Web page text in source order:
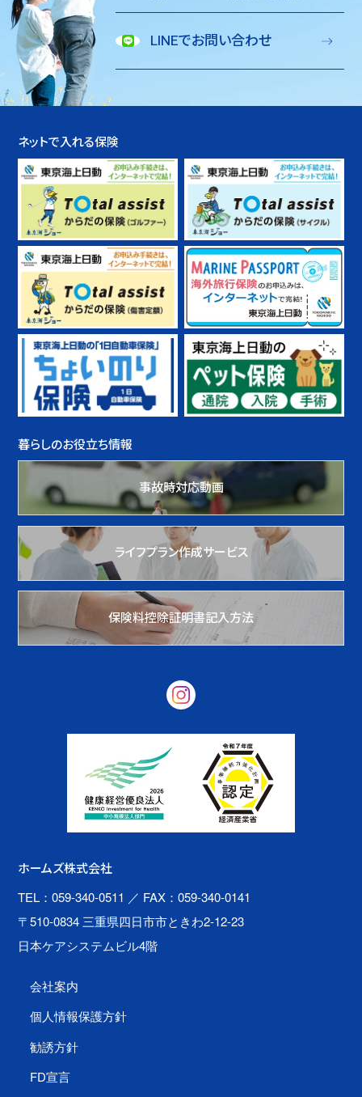
LINEでお問い合わせ
ネットで入れる保険
暮らしのお役立ち情報
事故時対応動画
ライフプラン作成サービス
保険料控除証明書記入方法
ホームズ株式会社
TEL：059-340-0511 ／ FAX：059-340-0141
〒510-0834 三重県四日市市ときわ2-12-23
日本ケアシステムビル4階
会社案内
個人情報保護方針
勧誘方針
FD宣言